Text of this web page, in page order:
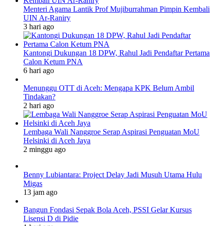
Menteri Agama Lantik Prof Mujiburrahman Pimpin Kembali
UIN Ar-Raniry
3 hari ago
Kantongi Dukungan 18 DPW, Rahul Jadi Pendaftar Pertama
Calon Ketum PNA
6 hari ago
Menunggu OTT di Aceh: Mengapa KPK Belum Ambil
Tindakan?
2 hari ago
Lembaga Wali Nanggroe Serap Aspirasi Penguatan MoU
Helsinki di Aceh Jaya
2 minggu ago
Benny Lubiantara: Project Delay Jadi Musuh Utama Hulu
Migas
13 jam ago
Bangun Fondasi Sepak Bola Aceh, PSSI Gelar Kursus
Lisensi D di Pidie